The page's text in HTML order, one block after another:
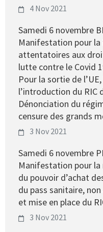
4 Nov 2021
Samedi 6 novembre
Manifestation pour la
attentatoires aux
lutte contre le Covid
Pour la sortie de
l’introduction du RIC
Dénonciation du
censure des grands
3 Nov 2021
Samedi 6 novembre
Manifestation pour la
du pouvoir d’achat
du pass sanitaire,
et mise en place du
3 Nov 2021